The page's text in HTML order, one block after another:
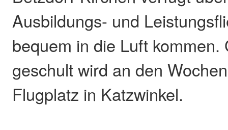
Ausbildungs- und
bequem in die Luft kommen.
geschult wird an den
Flugplatz in Katzwinkel.